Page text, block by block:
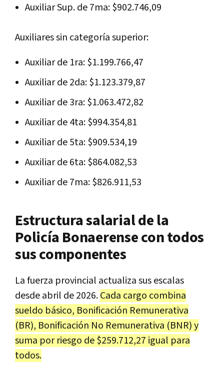
Auxiliar Sup. de 7ma: $902.746,09
Auxiliares sin categoría superior:
Auxiliar de 1ra: $1.199.766,47
Auxiliar de 2da: $1.123.379,87
Auxiliar de 3ra: $1.063.472,82
Auxiliar de 4ta: $994.354,81
Auxiliar de 5ta: $909.534,19
Auxiliar de 6ta: $864.082,53
Auxiliar de 7ma: $826.911,53
Estructura salarial de la
Policía Bonaerense con todos
sus componentes
La fuerza provincial actualiza sus escalas
desde abril de 2026.Cada cargo combina
sueldo básico, Bonificación Remunerativa
(BR), Bonificación No Remunerativa (BNR) y
suma por riesgo de $259.712,27 igual para
todos.